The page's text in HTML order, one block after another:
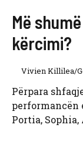
Më
kërcimi?
Vivien Killilea/
Përpara
performancën
Portia,